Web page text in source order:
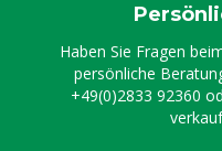
Haben Sie Fragen
persönliche
+49(0)2833 92360